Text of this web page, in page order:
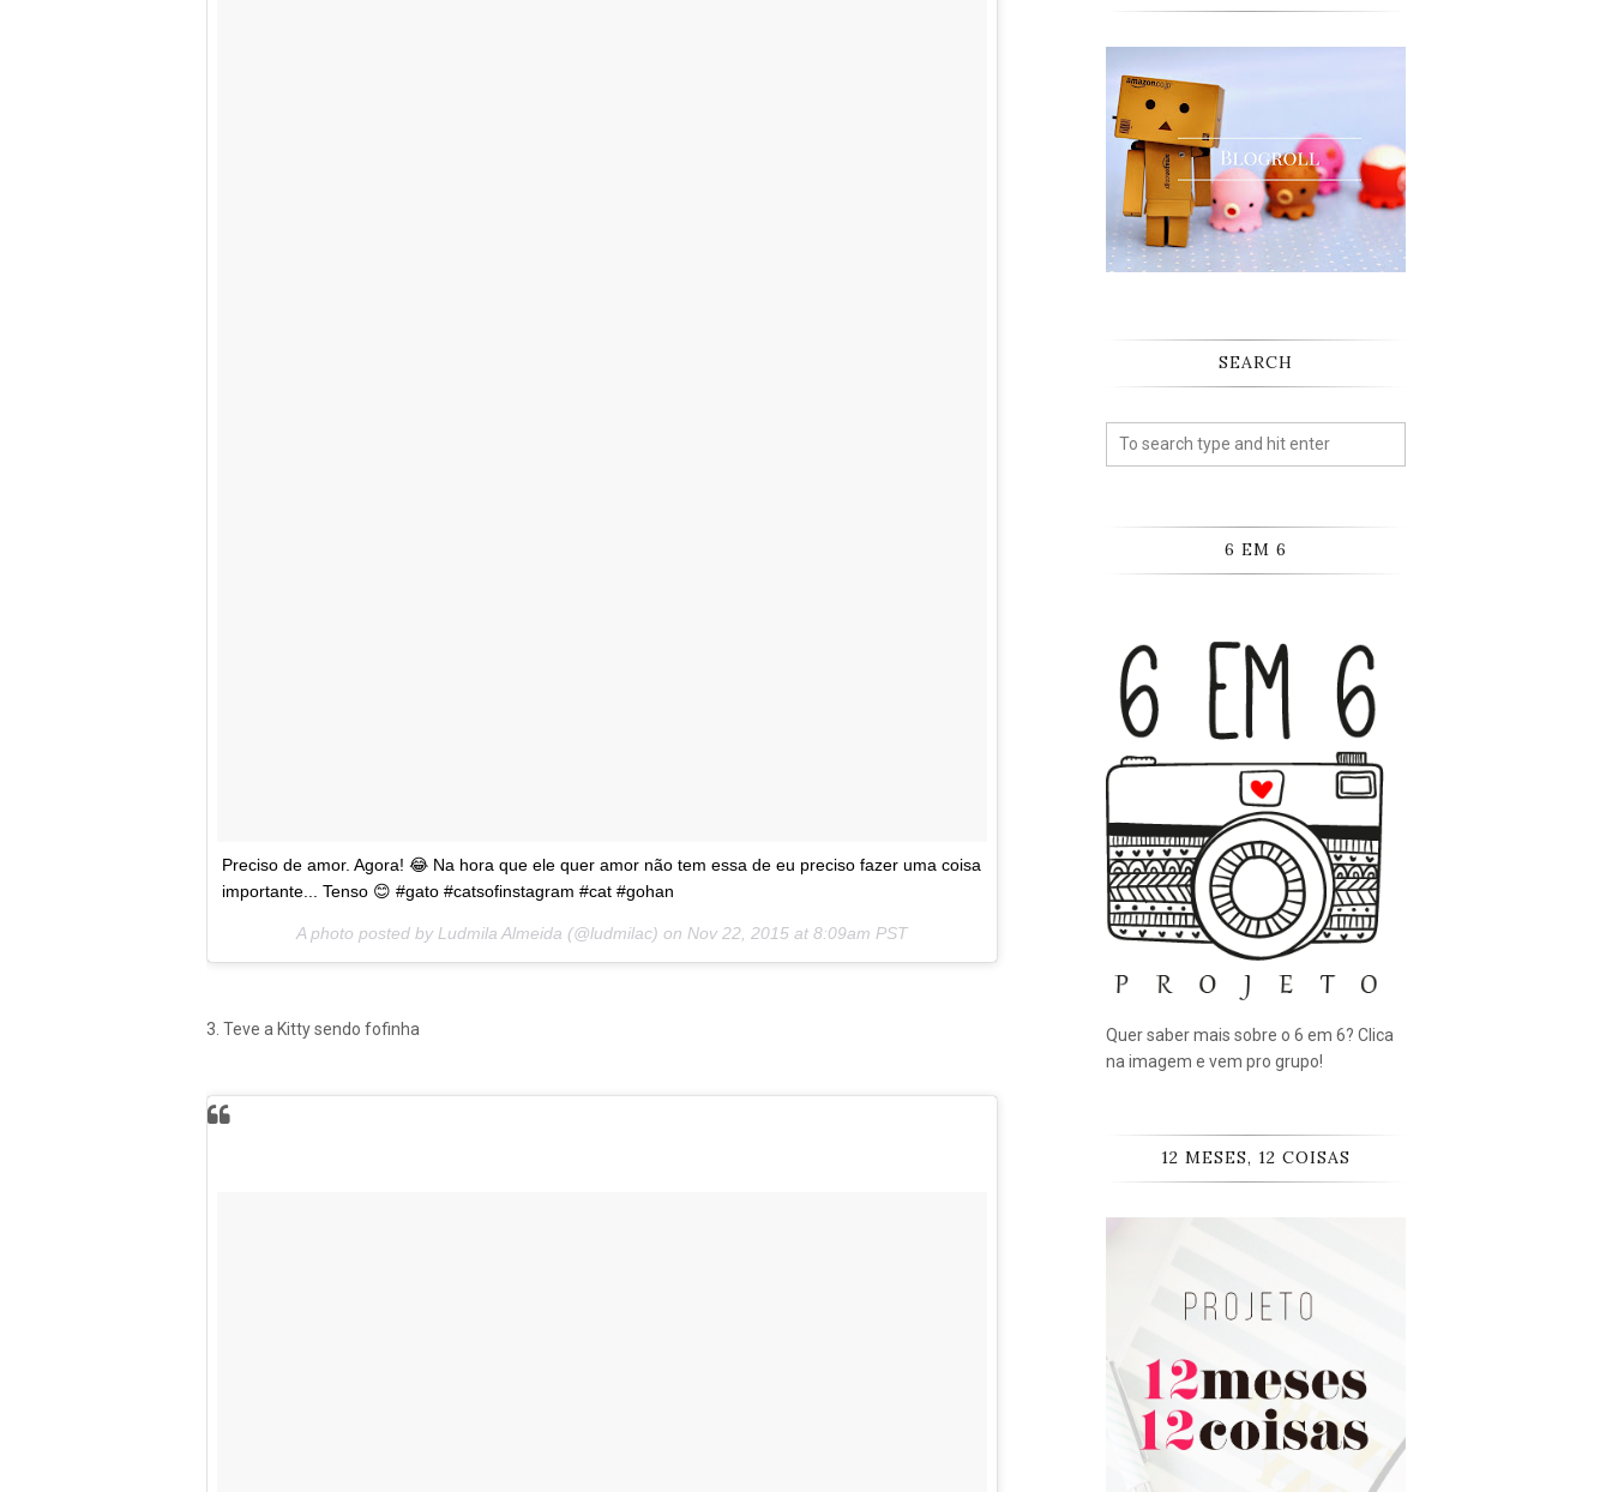
Preciso de amor. Agora! 😂 Na hora que ele quer amor não tem essa de eu preciso fazer uma coisa
importante... Tenso 😊 #gato #catsofinstagram #cat #gohan
A photo posted by Ludmila Almeida (@ludmilac) on Nov 22, 2015 at 8:09am PST
3. Teve a Kitty sendo fofinha
SEARCH
6 EM 6
Quer saber mais sobre o 6 em 6? Clica
na imagem e vem pro grupo!
12 MESES, 12 COISAS